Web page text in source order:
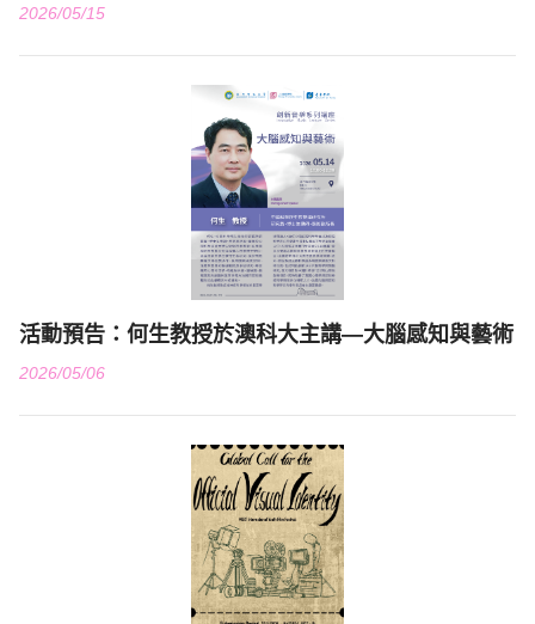
2026/05/15
活動預告：何生教授於澳科大主講—大腦感知與藝術
2026/05/06